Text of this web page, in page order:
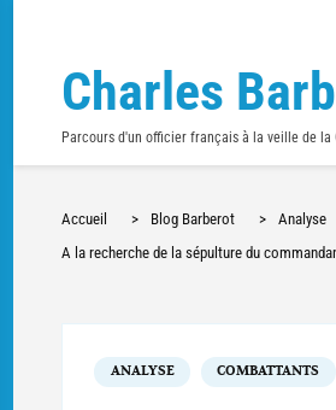
Charles
Parcours d'un officier français à la veille de la
Accueil > Blog Barberot > Analyse
A la recherche de la sépulture du
ANALYSE COMBATTANTS